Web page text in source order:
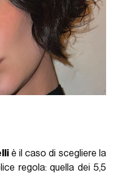
è il caso di scegliere la
regola: quella dei 5,5